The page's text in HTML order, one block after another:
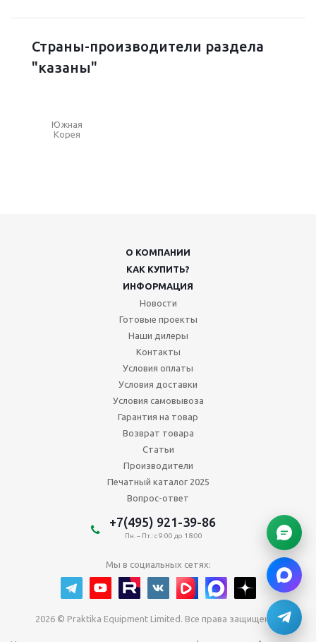
Страны-производители раздела
"казаны"
Южная
Корея
О КОМПАНИИ
КАК КУПИТЬ?
ИНФОРМАЦИЯ
Новости
Готовые проекты
Наши дилеры
Контакты
Условия оплаты
Условия доставки
Условия самовывоза
Гарантия на товар
Возврат товара
Статьи
Производители
Печатный каталог 2025
Вопрос-ответ
+7(495) 921-39-86
Пн. – Пт.: с 9:00 до 18:00
Мы в социальных сетях:
2026 © Praktika Equipment Limited. Все права защищены.